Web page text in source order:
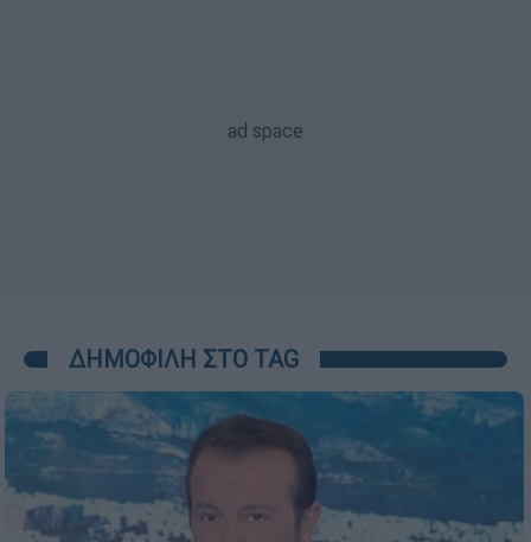
ΔΗΜΟΦΙΛΗ ΣΤΟ TAG